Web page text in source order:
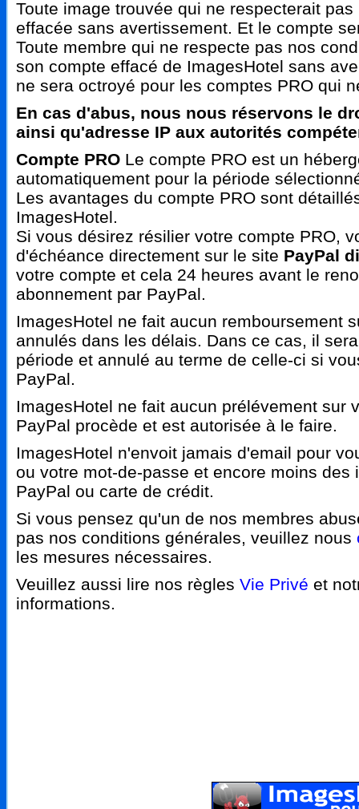
Toute image trouvée qui ne respecterait
effacée sans avertissement. Et le compte
Toute membre qui ne respecte pas nos
son compte effacé de ImagesHotel sans
ne sera octroyé pour les comptes PRO qui
En cas d'abus, nous nous réservons le
ainsi qu'adresse IP aux autorités
Compte PROLe compte PRO est un
automatiquement pour la période
Les avantages du compte PRO sont
ImagesHotel.
Si vous désirez résilier votre compte PRO,
d'échéance directement sur le site PayPal
votre compte et cela 24 heures avant le
abonnement par PayPal.
ImagesHotel ne fait aucun remboursement
annulés dans les délais. Dans ce cas, il
période et annulé au terme de celle-ci si
PayPal.
ImagesHotel ne fait aucun prélévement sur
PayPal procède et est autorisée à le faire.
ImagesHotel n'envoit jamais d'email pour
ou votre mot-de-passe et encore moins des
PayPal ou carte de crédit.
Si vous pensez qu'un de nos membres
pas nos conditions générales, veuillez nous
les mesures nécessaires.
Veuillez aussi lire nos règles Vie Privé et
informations.